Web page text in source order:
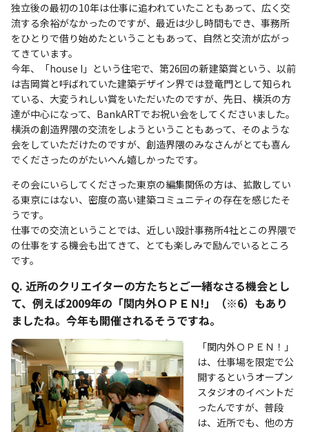
独立後の最初の10年は仕事に追われていたこともあって、広く交
流する余裕がなかったのですが、最近は少し時間もでき、事務所
をひとりで借り始めたということもあって、自然と交流が広がっ
てきています。
今年、「house I」という住宅で、第26回の新建築賞という、以前
は吉岡賞と呼ばれていた建築デザイン界では登竜門として知られ
ている、大変うれしい賞をいただいたのですが、先日、横浜の方
達が中心になって、BankARTでお祝い会をしてくださいました。
横浜の創造界隈の交流をしようということもあって、そのような
会をしていただけたのですが、創造界隈のみなさんがとても喜ん
でくださったのがたいへん嬉しかったです。
その会にいらしてくださった東京の編集関係の方は、拡散してい
る東京にはない、密度の高い建築コミュニティの存在を感じたそ
うです。
仕事での交流ということでは、近しい設計事務所4社とこの界隈で
の仕事をする機会も出てきて、とても楽しみで励んでいるところ
です。
Q. 近所のクリエイターの方たちとご一緒なさる機会とし
て、例えば2009年の「関内外ＯＰＥＮ!」（※6）もあり
ましたね。今年も開催されるそうですね。
「関内外ＯＰＥＮ！」
は、仕事場を限定で公
開するというオープン
スタジオのイベントだ
ったんですが、普段
は、近所でも、他の方